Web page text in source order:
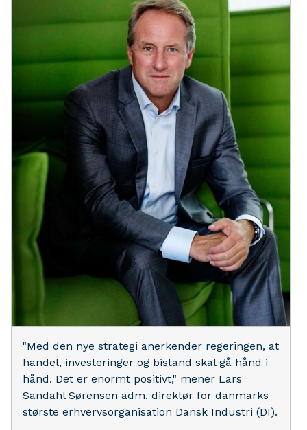
"Med den nye strategi anerkender regeringen, at
handel, investeringer og bistand skal gå hånd i
hånd. Det er enormt positivt," mener Lars
Sandahl Sørensen adm. direktør for danmarks
største erhvervsorganisation Dansk Industri (DI).